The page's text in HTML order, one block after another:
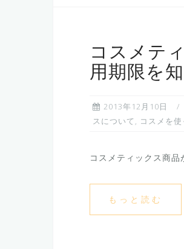
コスメテ
用期限を
2013年12月10日
スについて, コスメを
コスメティックス商
もっと読む